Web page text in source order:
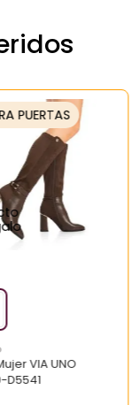
PUERTAS
VIA UNO
D5541